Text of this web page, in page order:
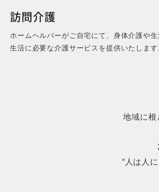
訪問介護
ホームヘルパーがご自宅にて、身体介護や
生活に必要な介護サービスを提供いたします
地域に根
“人は人